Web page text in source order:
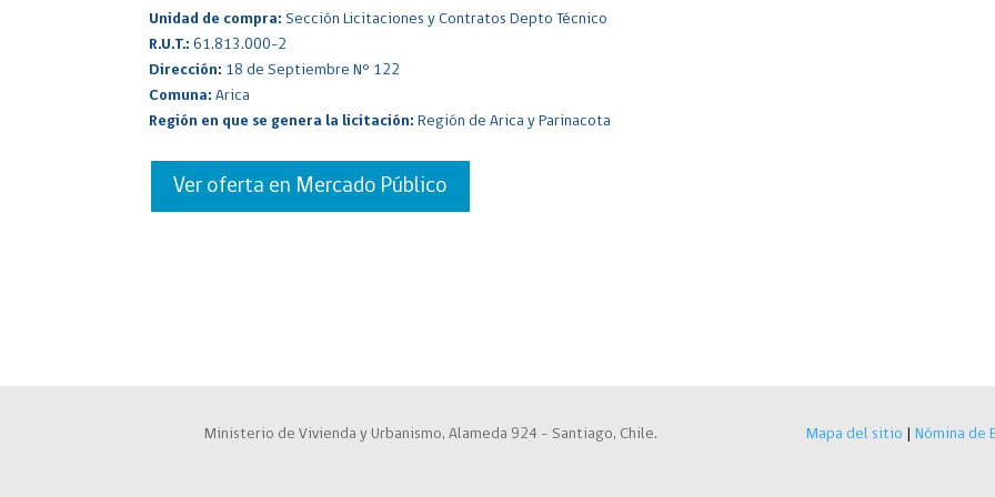
Unidad de compra: Sección Licitaciones y Contratos Depto Técnico
R.U.T.:61.813.000-2
Dirección: 18 de Septiembre N° 122
Comuna:Arica
Región en que se genera la licitación: Región de Arica y Parinacota
Ver oferta en Mercado Público
Ministerio de Vivienda y Urbanismo, Alameda 924 – Santiago, Chile. Mapa del sitio Nómina de